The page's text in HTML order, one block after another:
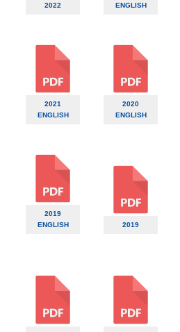
2022
ENGLISH
2021
ENGLISH
2020
ENGLISH
2019
ENGLISH
2019